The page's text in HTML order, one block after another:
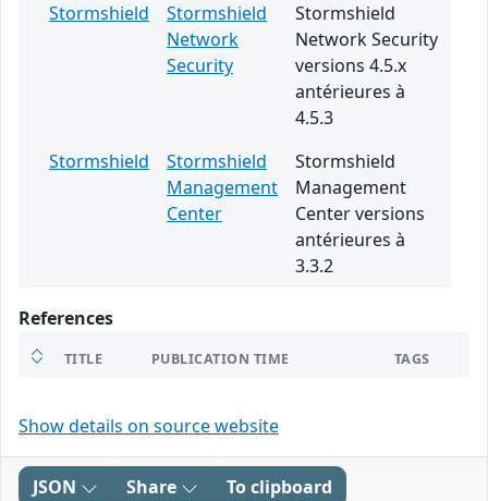
Stormshield
Stormshield
Network
Security
Stormshield
Network Security
versions 4.5.x
antérieures à
4.5.3
Stormshield
Stormshield
Management
Center
Stormshield
Management
Center versions
antérieures à
3.3.2
References
TITLE PUBLICATION TIME TAGS
Show details on source website
JSON Share To clipboard